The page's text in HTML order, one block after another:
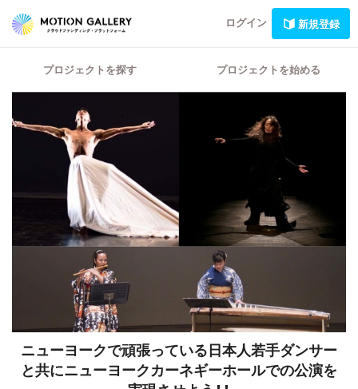
ログイン 新規登録
プロジェクトを探す プロジェクトを始める
ニューヨークで頑張っている日本人若手ダンサー
と共にニューヨークカーネギーホールでの公演を